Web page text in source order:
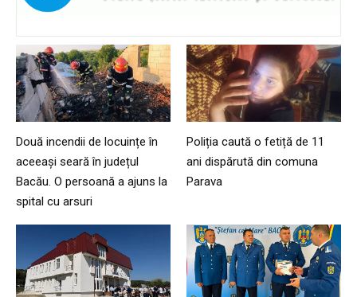
Două incendii de locuințe în
aceeași seară în județul
Bacău. O persoană a ajuns la
spital cu arsuri
Poliția caută o fetiță de 11
ani dispărută din comuna
Parava